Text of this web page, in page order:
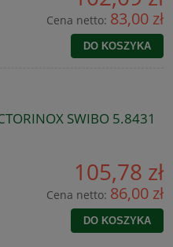
Cena netto: 83,00 zł
DO KOSZYKA
SWIBO 5.8431
105,78 zł
Cena netto: 86,00 zł
DO KOSZYKA